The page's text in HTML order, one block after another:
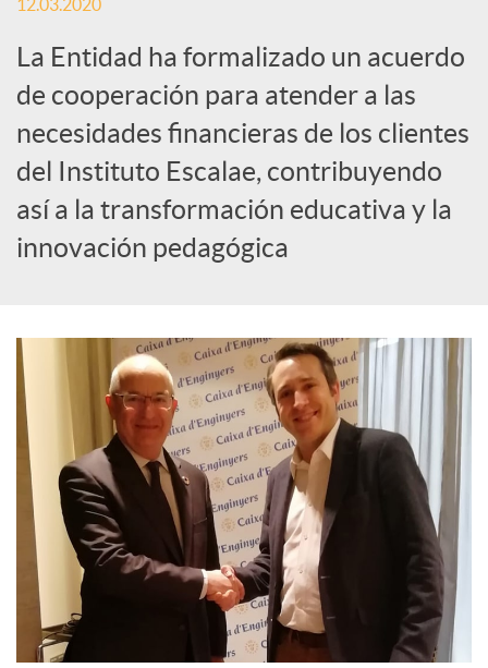
c
i
a
e
s
12.03.2020
La Entidad ha formalizado un acuerdo
de cooperación para atender a las
necesidades financieras de los clientes
del Instituto Escalae, contribuyendo
así a la transformación educativa y la
innovación pedagógica